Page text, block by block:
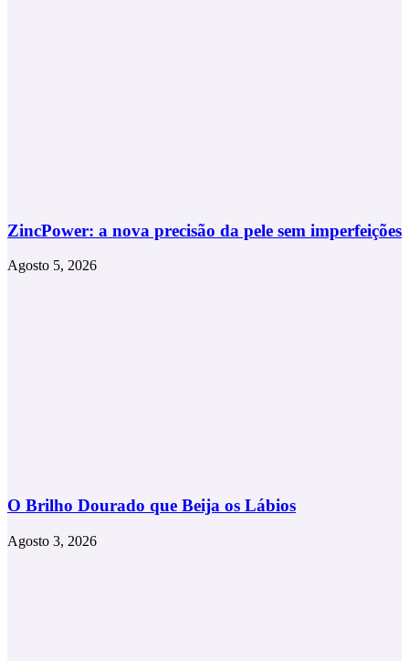
ZincPower: a nova precisão da pele sem imperfeições
Agosto 5, 2026
O Brilho Dourado que Beija os Lábios
Agosto 3, 2026